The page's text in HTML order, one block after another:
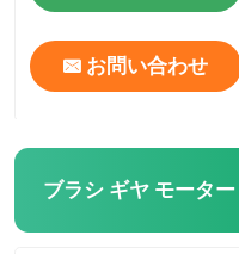
お問い合わせ
ブラシ ギヤ モーター